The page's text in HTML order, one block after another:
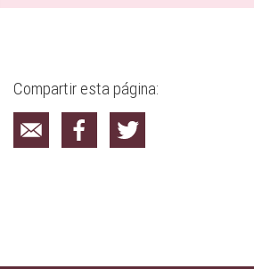
Compartir esta página: